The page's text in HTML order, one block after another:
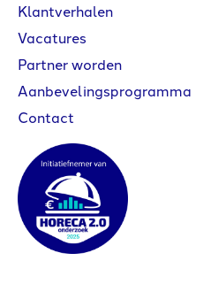
Klantverhalen
Vacatures
Partner worden
Aanbevelingsprogramma
Contact